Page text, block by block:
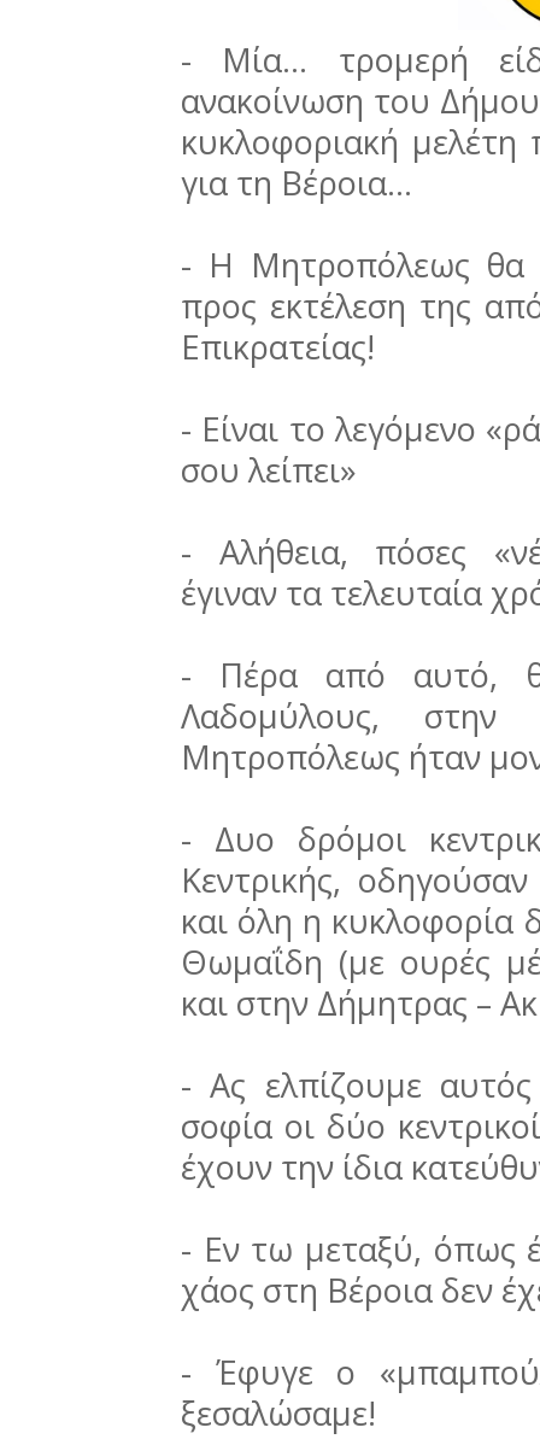
-
Μία… τρομερή
ανακοίνωση του
κυκλοφοριακή μελέτη
για τη Βέροια…
- Η Μητροπόλεως θα
προς εκτέλεση της
Επικρατείας!
- Είναι το λεγόμενο
σου λείπει»
-
Αλήθεια, πόσες
έγιναν τα τελευταία
-
Πέρα από αυτό,
Λαδομύλους,
Μητροπόλεως ήταν
- Δυο δρόμοι
Κεντρικής,
και όλη η κυκλοφορία
Θωμαΐδη (με ουρές
και στην Δήμητρας –
- Ας ελπίζουμε
σοφία οι δύο
έχουν την ίδια
- Εν τω μεταξύ, όπως
χάος στη Βέροια δεν
- Έφυγε ο
ξεσαλώσαμε!